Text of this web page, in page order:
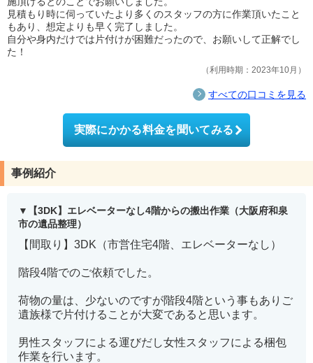
見積もり時に伺っていたより多くのスタッフの方に作業頂いたこと
もあり、想定よりも早く完了しました。
自分や身内だけでは片付けが困難だったので、お願いして正解でし
た！
利用時期：2023年10月
すべての口コミを見る
実際にかかる料金を聞いてみる
事例紹介
【3DK】エレベーターなし4階からの搬出作業（大阪府和泉
市の遺品整理）
【間取り】3DK（市営住宅4階、エレベーターなし）
階段4階でのご依頼でした。
荷物の量は、少ないのですが階段4階という事もありご
遺族様で片付けることが大変であると思います。
男性スタッフによる運びだし女性スタッフによる梱包
作業を行います。